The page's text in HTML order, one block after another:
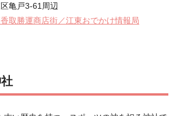
亀戸3-61周辺
取勝運商店街／江東おでかけ情報局